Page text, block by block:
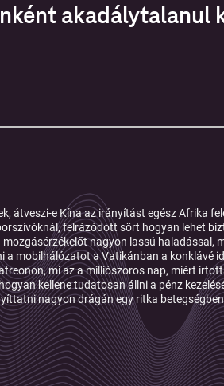
akadálytalanul
átveszi-e Kína az irányítást egész Afrika
felrázódott sört hogyan lehet
mozgásérzékelőt nagyon lassú haladással,
a mobilhálózatot a Vatikánban a konklávé
mi az a milliószoros nap, miért
kellene tudatosan állni a pénz
nagyon drágán egy ritka